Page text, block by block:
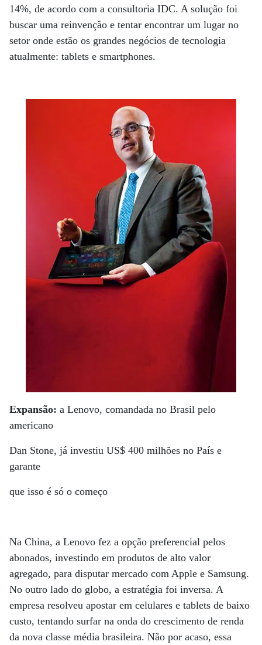
14%, de acordo com a consultoria IDC. A solução foi
buscar uma reinvenção e tentar encontrar um lugar no
setor onde estão os grandes negócios de tecnologia
atualmente: tablets e smartphones.
Expansão: a Lenovo, comandada no Brasil pelo
americano
Dan Stone, já investiu US$ 400 milhões no País e
garante
que isso é só o começo
Na China, a Lenovo fez a opção preferencial pelos
abonados, investindo em produtos de alto valor
agregado, para disputar mercado com Apple e Samsung.
No outro lado do globo, a estratégia foi inversa. A
empresa resolveu apostar em celulares e tablets de baixo
custo, tentando surfar na onda do crescimento de renda
da nova classe média brasileira. Não por acaso, essa